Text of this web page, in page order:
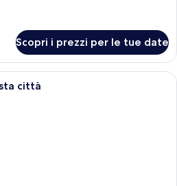
Scopri i prezzi per le tue date
Una camera d'albergo con un letto
città